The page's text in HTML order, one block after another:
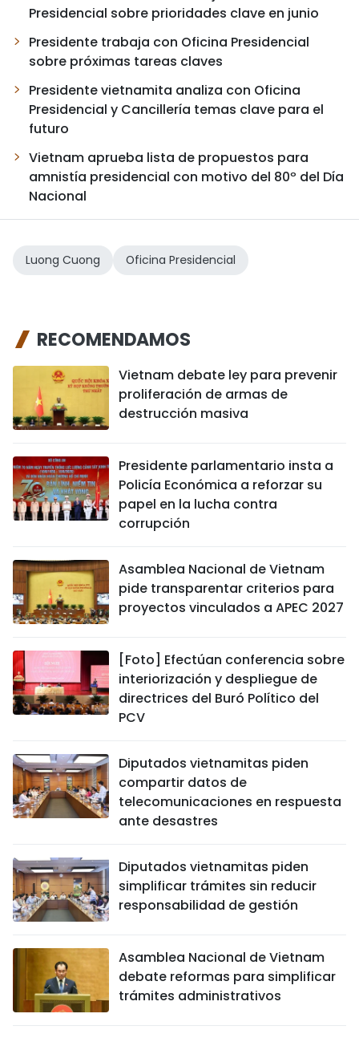
Presidencial sobre prioridades clave en junio
Presidente trabaja con Oficina Presidencial
sobre próximas tareas claves
Presidente vietnamita analiza con Oficina
Presidencial y Cancillería temas clave para el
futuro
Vietnam aprueba lista de propuestos para
amnistía presidencial con motivo del 80º del Día
Nacional
Luong Cuong Oficina Presidencial
RECOMENDAMOS
Vietnam debate ley para prevenir
proliferación de armas de
destrucción masiva
Presidente parlamentario insta a
Policía Económica a reforzar su
papel en la lucha contra
corrupción
Asamblea Nacional de Vietnam
pide transparentar criterios para
proyectos vinculados a APEC 2027
[Foto] Efectúan conferencia sobre
interiorización y despliegue de
directrices del Buró Político del
PCV
Diputados vietnamitas piden
compartir datos de
telecomunicaciones en respuesta
ante desastres
Diputados vietnamitas piden
simplificar trámites sin reducir
responsabilidad de gestión
Asamblea Nacional de Vietnam
debate reformas para simplificar
trámites administrativos